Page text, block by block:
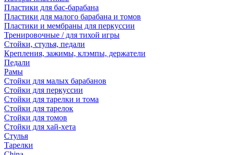
Пластики для бас-барабана
Пластики для малого барабана и томов
Пластики и мембраны для перкуссии
Тренировочные / для тихой игры
Стойки, стулья, педали
Крепления, зажимы, клэмпы, держатели
Педали
Рамы
Стойки для малых барабанов
Стойки для перкуссии
Стойки для тарелки и тома
Стойки для тарелок
Стойки для томов
Стойки для хай-хета
Стулья
Тарелки